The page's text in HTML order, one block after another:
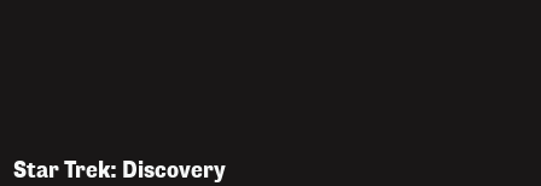
Star Trek: Discovery